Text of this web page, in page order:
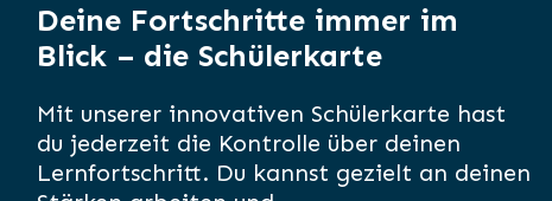
Deine Fortschritte immer im
Blick – die Schülerkarte
Mit unserer innovativen Schülerkarte hast
du jederzeit die Kontrolle über deinen
Lernfortschritt. Du kannst gezielt an deinen